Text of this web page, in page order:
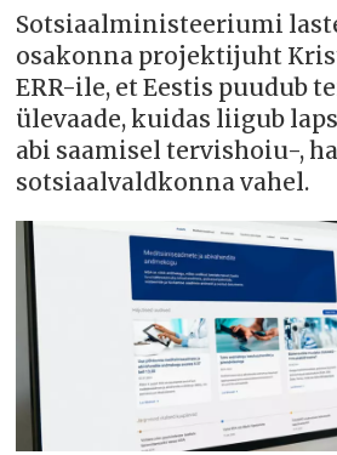
Sotsiaalministeeriumi
osakonna projektijuht
ERR-ile, et Eestis puudub
ülevaade, kuidas liigub
abi saamisel tervishoiu-,
sotsiaalvaldkonna vahel.